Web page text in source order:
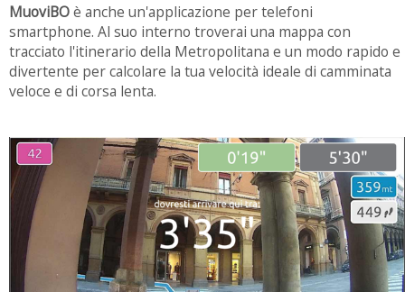
MuoviBOè anche un'applicazione per telefoni
smartphone. Al suo interno troverai una mappa con
tracciato l'itinerario della Metropolitana e un modo rapido e
divertente per calcolare la tua velocità ideale di camminata
veloce e di corsa lenta.